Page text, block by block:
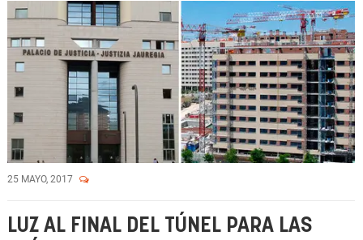
25 MAYO, 2017
LUZ AL FINAL DEL TÚNEL PARA LAS